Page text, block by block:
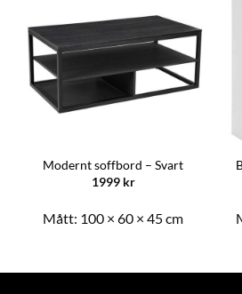
Modernt soffbord – Svart
1999 kr
Mått: 100 × 60 × 45 cm